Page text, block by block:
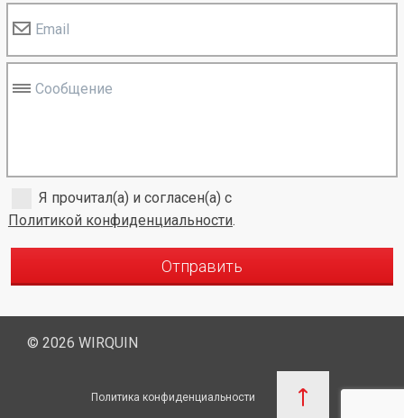
Email
Сообщение
Я прочитал(а) и согласен(а) с
Политикой конфиденциальности.
Отправить
© 2026 WIRQUIN
Политика конфиденциальности